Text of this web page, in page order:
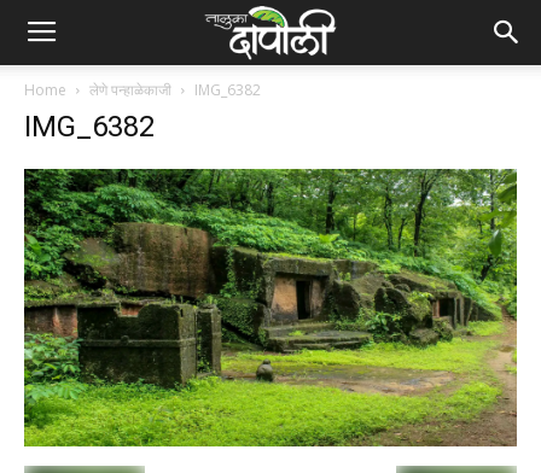
Home लेणे पन्हाळेकाजी IMG_6382
IMG_6382